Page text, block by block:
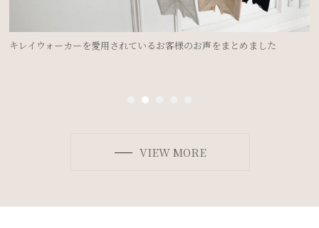
ドレスを着るのにブライダルインナーは必要？②＜ドレスのデザイン別
VIEW MORE